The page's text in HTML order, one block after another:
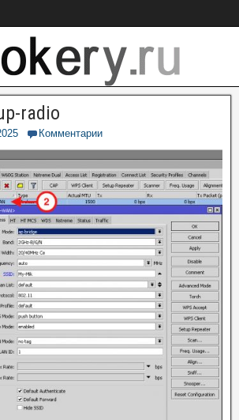
radio
Комментарии